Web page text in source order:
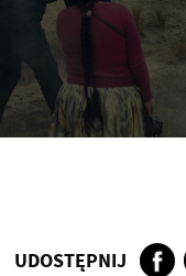
UDOSTĘPNIJ